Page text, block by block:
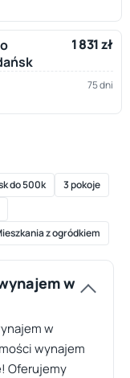
1 831 zł
75 dni
do 500k
3 pokoje
z ogródkiem
w
w
wynajem
Oferujemy